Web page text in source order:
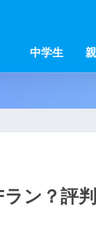
中学生
ラン？評